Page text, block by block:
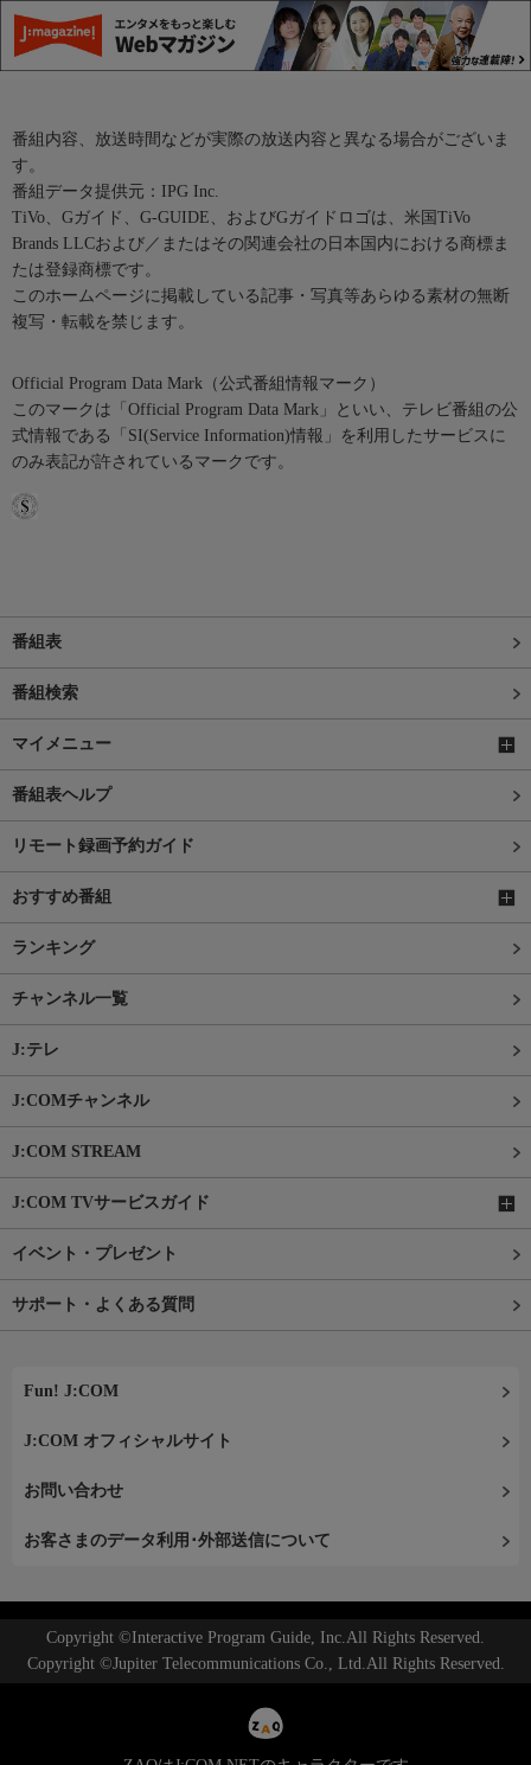
番組内容、放送時間などが実際の放送内容と異なる場合がございま
す。
番組データ提供元：IPG Inc.
TiVo、Gガイド、G-GUIDE、およびGガイドロゴは、米国TiVo
Brands LLCおよび／またはその関連会社の日本国内における商標ま
たは登録商標です。
このホームページに掲載している記事・写真等あらゆる素材の無断
複写・転載を禁じます。
Official Program Data Mark（公式番組情報マーク）
このマークは「Official Program Data Mark」といい、テレビ番組の公
式情報である「SI(Service Information)情報」を利用したサービスに
のみ表記が許されているマークです。
番組表
番組検索
マイメニュー
番組表ヘルプ
リモート録画予約ガイド
おすすめ番組
ランキング
チャンネル一覧
J:テレ
J:COMチャンネル
J:COM STREAM
J:COM TVサービスガイド
イベント・プレゼント
サポート・よくある質問
Fun! J:COM
J:COM オフィシャルサイト
お問い合わせ
お客さまのデータ利用･外部送信について
Copyright ©Interactive Program Guide, Inc.All Rights Reserved.
Copyright ©Jupiter Telecommunications Co., Ltd.All Rights Reserved.